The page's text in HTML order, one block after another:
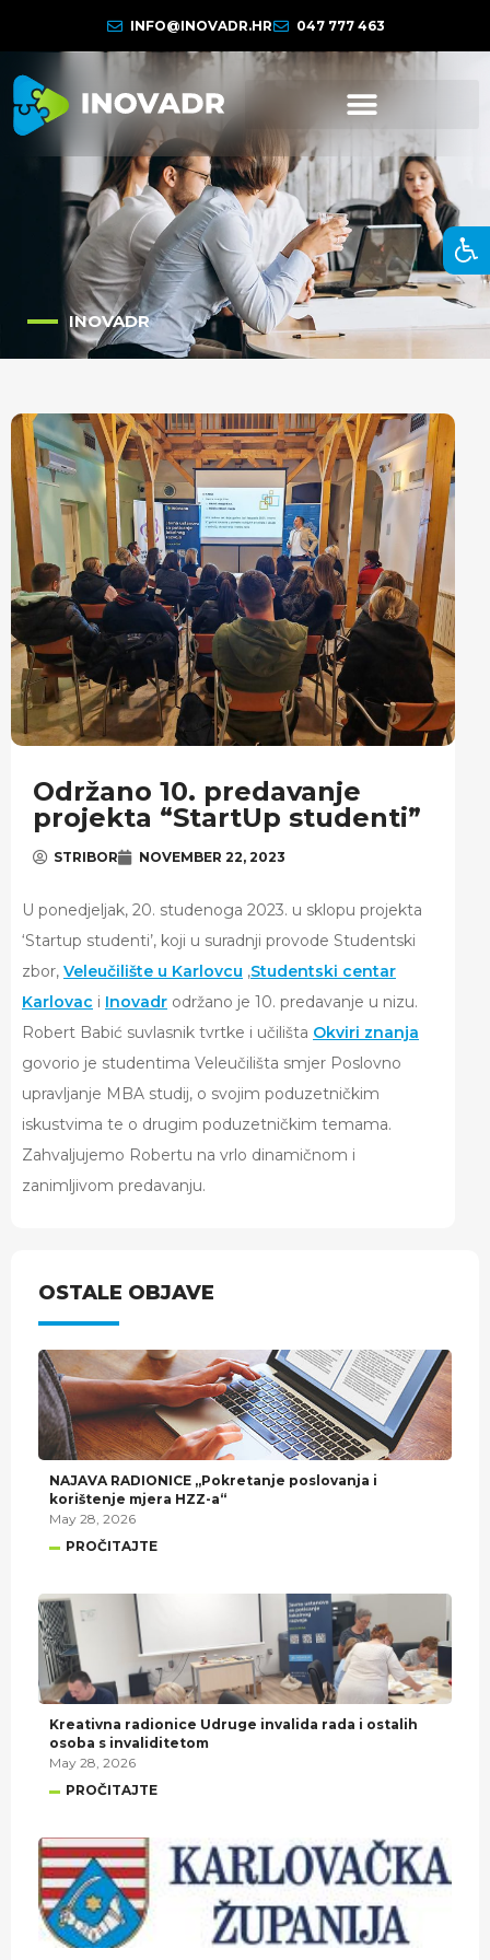
INFO@INOVADR.HR 047 777 463
INOVADR
OSTALE OBJAVE
NAJAVA RADIONICE „Pokretanje poslovanja i
korištenje mjera HZZ-a“
May 28, 2026
PROČITAJTE
Kreativna radionice Udruge invalida rada i ostalih
osoba s invaliditetom
May 28, 2026
PROČITAJTE
Održano 10. predavanje
projekta “StartUp studenti”
STRIBOR NOVEMBER 22, 2023
U ponedjeljak, 20. studenoga 2023. u sklopu projekta
‘Startup studenti’, koji u suradnji provode Studentski
zbor, Veleučilište u Karlovcu ,Studentski centar
Karlovac i Inovadr održano je 10. predavanje u nizu.
Robert Babić suvlasnik tvrtke i učilišta Okviri znanja
govorio je studentima Veleučilišta smjer Poslovno
upravljanje MBA studij, o svojim poduzetničkim
iskustvima te o drugim poduzetničkim temama.
Zahvaljujemo Robertu na vrlo dinamičnom i
zanimljivom predavanju.